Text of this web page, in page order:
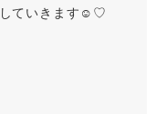
していきます☺︎♡